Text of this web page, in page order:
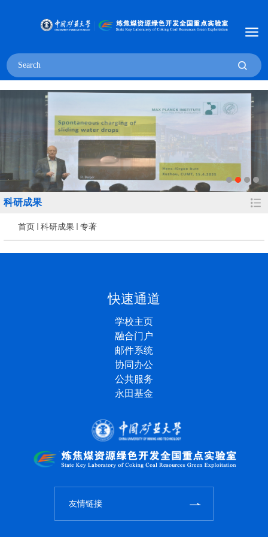
科研成果
首页 科研成果 专著
快速通道
学校主页
融合门户
邮件系统
协同办公
公共服务
永田基金
友情链接